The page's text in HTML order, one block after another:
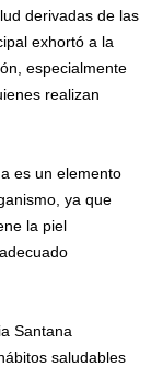
derivadas de las
exhortó a la
especialmente
realizan
es un elemento
ya que
la piel
Santana
saludables